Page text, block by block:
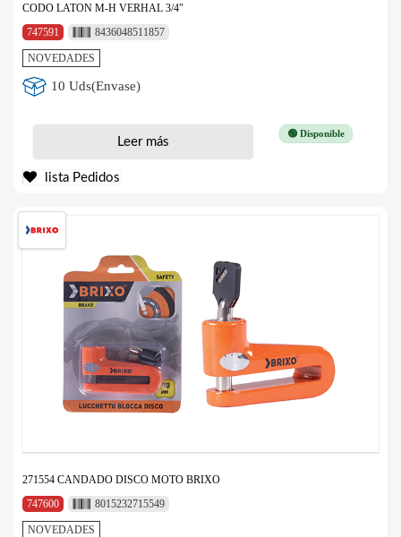
CODO LATON M-H VERHAL 3/4″
747591
8436048511857
NOVEDADES
10 Uds(Envase)
🟢 Disponible
Leer más
lista Pedidos
271554 CANDADO DISCO MOTO BRIXO
747600
8015232715549
NOVEDADES